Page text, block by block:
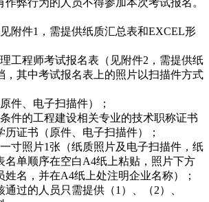
弊行为的人员不得参加本次考试报名。
件1，需提供纸质汇总表和EXCEL形
程师考试报名表（见附件2，需提供纸
，其中考试报名表上的照片以扫描件方式
、电子扫描件）；
的工程建设相关专业的技术职称证书
证书（原件、电子扫描件）；
照片1张（纸质照片及电子扫描件，纸
名单顺序在空白A4纸上粘贴，照片下方
名，并在A4纸上处注明企业名称）；
过的人员只需提供（1）、（2）、